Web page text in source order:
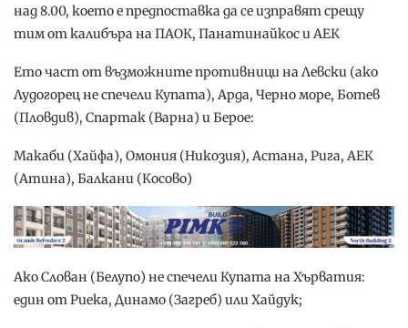
над 8.00, което е предпоставка да се изправят срещу
тим от калибъра на ПАОК, Панатинайкос и АЕК
Ето част от възможните противници на Левски (ако
Лудогорец не спечели Купата), Арда, Черно море, Ботев
(Пловдив), Спартак (Варна) и Берое:
Макаби (Хайфа), Омония (Никозия), Астана, Рига, АЕК
(Атина), Балкани (Косово)
Ако Слован (Белупо) не спечели Купата на Хърватия:
един от Риека, Динамо (Загреб) или Хайдук;